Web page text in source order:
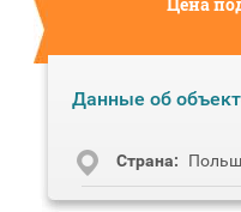
Данные об
Cтрана: